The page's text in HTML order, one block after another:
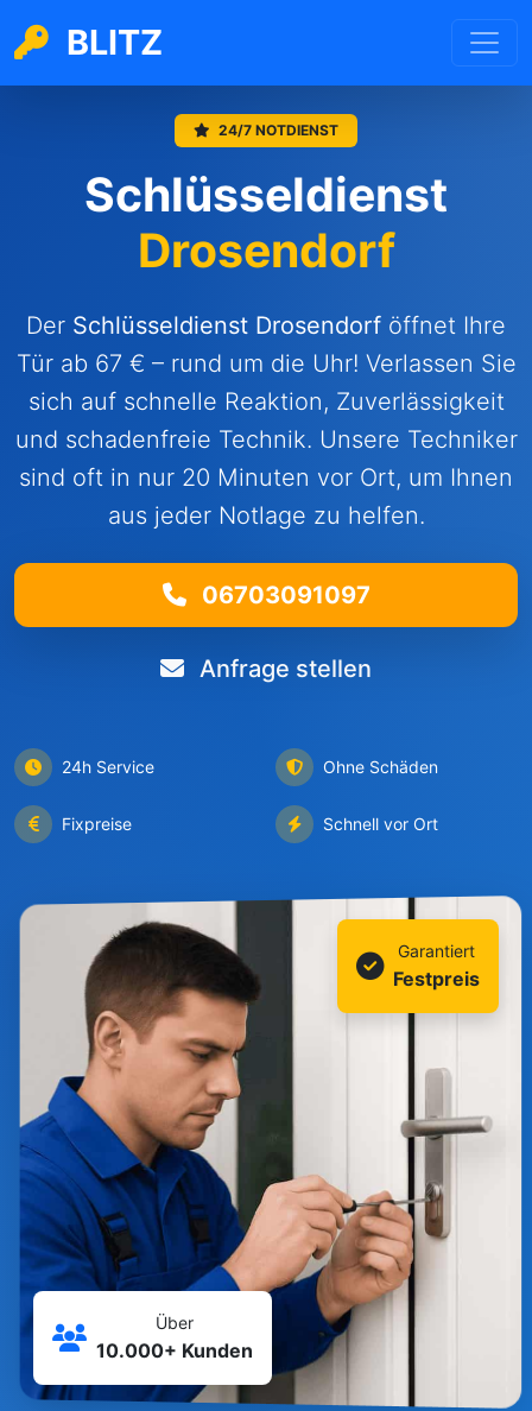
BLITZ
24/7 NOTDIENST
Schlüsseldienst
Drosendorf
Der Schlüsseldienst Drosendorf öffnet Ihre
Tür ab 67 € – rund um die Uhr! Verlassen Sie
sich auf schnelle Reaktion, Zuverlässigkeit
und schadenfreie Technik. Unsere Techniker
sind oft in nur 20 Minuten vor Ort, um Ihnen
aus jeder Notlage zu helfen.
06703091097
Anfrage stellen
24h Service Ohne Schäden
Fixpreise Schnell vor Ort
Garantiert
Festpreis
Über
10.000+ Kunden